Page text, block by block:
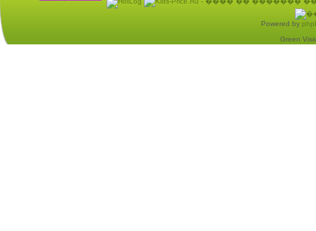
Powered by
Green